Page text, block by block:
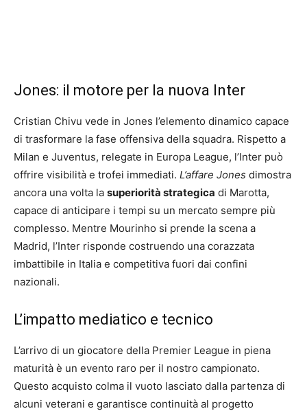
Jones: il motore per la nuova Inter
Cristian Chivu vede in Jones l’elemento dinamico capace
di trasformare la fase offensiva della squadra. Rispetto a
Milan e Juventus, relegate in Europa League, l’Inter può
offrire visibilità e trofei immediati. L’affare Jones dimostra
ancora una volta la superiorità strategica di Marotta,
capace di anticipare i tempi su un mercato sempre più
complesso. Mentre Mourinho si prende la scena a
Madrid, l’Inter risponde costruendo una corazzata
imbattibile in Italia e competitiva fuori dai confini
nazionali.
L’impatto mediatico e tecnico
L’arrivo di un giocatore della Premier League in piena
maturità è un evento raro per il nostro campionato.
Questo acquisto colma il vuoto lasciato dalla partenza di
alcuni veterani e garantisce continuità al progetto